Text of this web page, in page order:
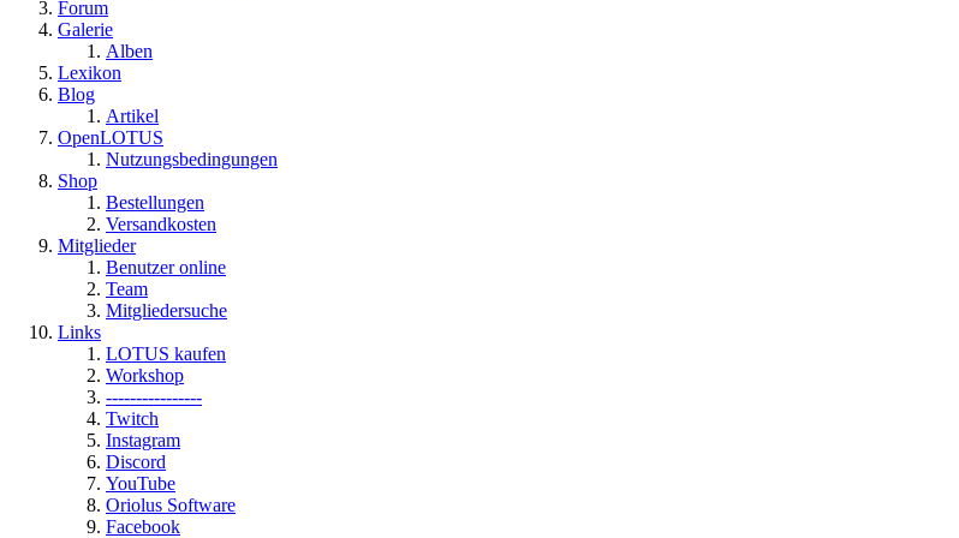
Forum
Galerie
Alben
Lexikon
Blog
Artikel
OpenLOTUS
Nutzungsbedingungen
Shop
Bestellungen
Versandkosten
Mitglieder
Benutzer online
Team
Mitgliedersuche
Links
LOTUS kaufen
Workshop
----------------
Twitch
Instagram
Discord
YouTube
Oriolus Software
Facebook